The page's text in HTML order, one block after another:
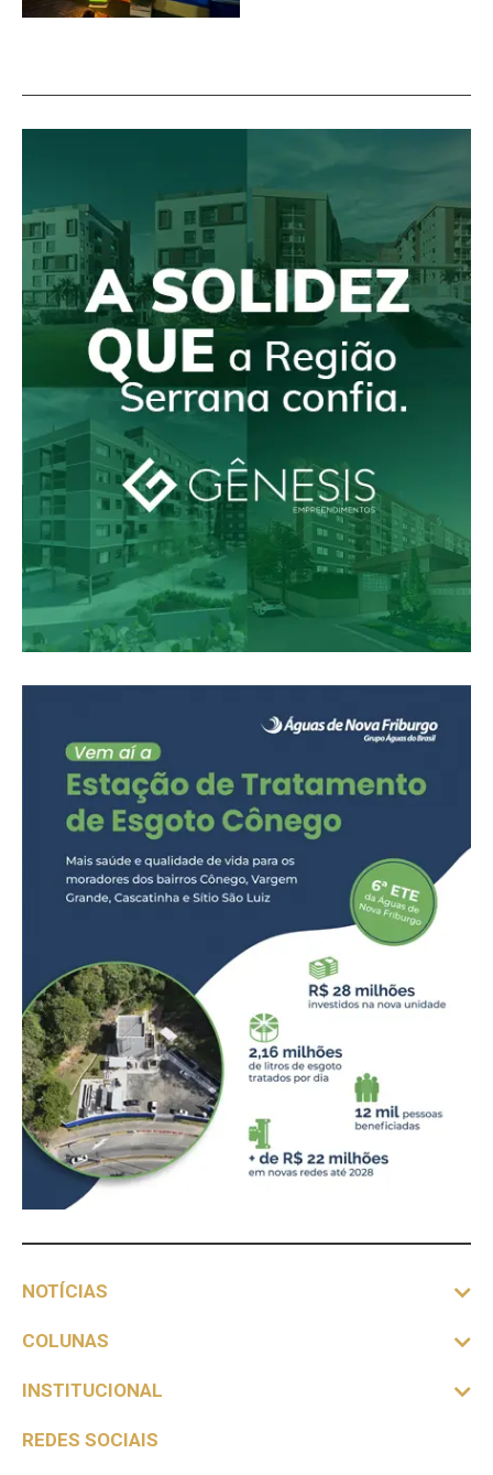
NOTÍCIAS
COLUNAS
INSTITUCIONAL
REDES SOCIAIS